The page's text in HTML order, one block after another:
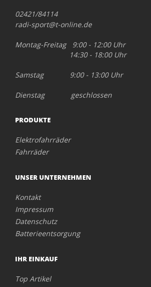
02421/84114
radi-sport@t-online.de
Montag-Freitag 9:00 - 12:00 Uhr
14:30 - 18:00 Uhr
Samstag 9:00 - 13:00 Uhr
Dienstag geschlossen
PRODUKTE
Elektrofahrräder
Fahrräder
UNSER UNTERNEHMEN
Kontakt
Impressum
Datenschutz
Batterieentsorgung
IHR EINKAUF
Top Artikel